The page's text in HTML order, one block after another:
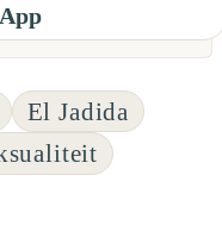
El Jadida